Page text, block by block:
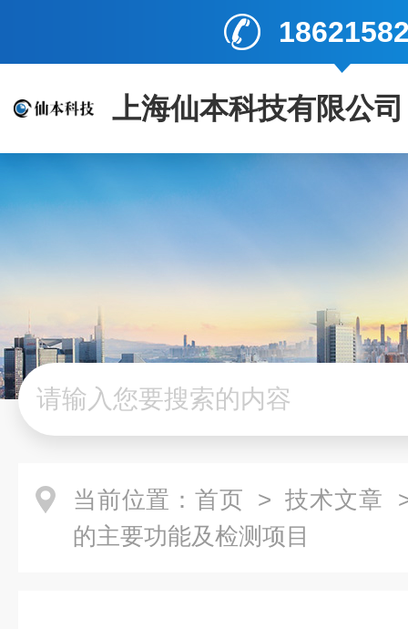
上海仙本科技有限公司
当前位置： 首页 > 技术文章
的主要功能及检测项目